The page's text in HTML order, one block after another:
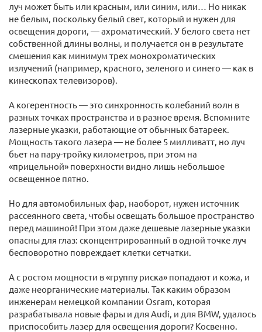
луч может быть или красным, или синим, или… Но никак
не белым, поскольку белый свет, который и нужен для
освещения дороги, — ахроматический. У белого света нет
собственной длины волны, и получается он в результате
смешения как минимум трех монохроматических
излучений (например, красного, зеленого и синего — как в
кинескопах телевизоров).
А когерентность — это синхронность колебаний волн в
разных точках пространства и в разное время. Вспомните
лазерные указки, работающие от обычных батареек.
Мощность такого лазера — не более 5 милливатт, но луч
бьет на пару-тройку километров, при этом на
«прицельной» поверхности видно лишь небольшое
освещенное пятно.
Но для автомобильных фар, наоборот, нужен источник
рассеянного света, чтобы освещать большое пространство
перед машиной! При этом даже дешевые лазерные указки
опасны для глаз: сконцентрированный в одной точке луч
бесповоротно повреждает клетки сетчатки.
А с ростом мощности в «группу риска» попадают и кожа, и
даже неорганические материалы. Так каким образом
инженерам немецкой компании Osram, которая
разрабатывала новые фары и для Audi, и для BMW, удалось
приспособить лазер для освещения дороги? Косвенно.